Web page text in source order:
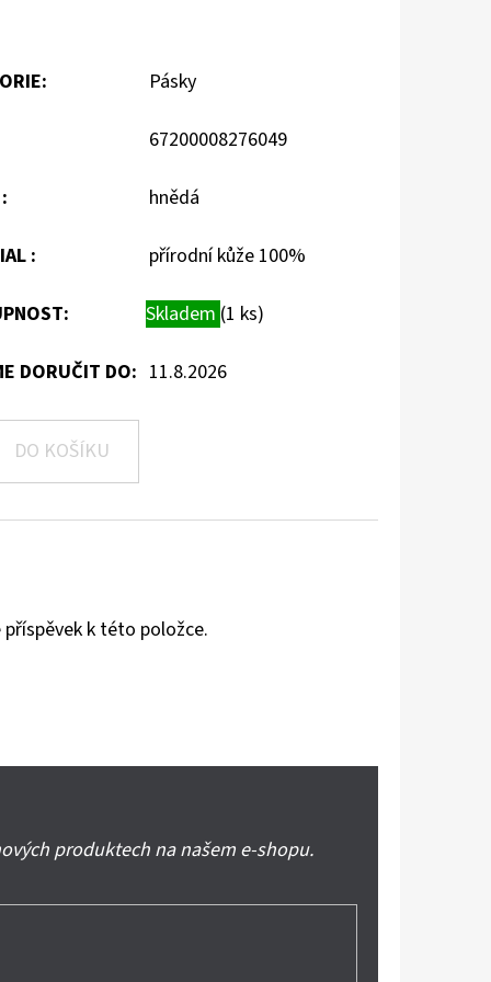
: Pásky
67200008276049
: hnědá
: přírodní kůže 100%
Skladem (1 ks)
DORUČIT DO: 11.8.2026
DO KOŠÍKU
k této položce.
produktech na našem e-shopu.